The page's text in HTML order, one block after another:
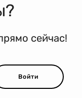
сейчас!
Войти